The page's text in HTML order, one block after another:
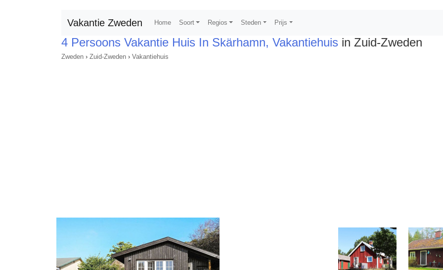
Vakantie Zweden Home Soort Regios Steden Prijs
4 Persoons Vakantie Huis In Skärhamn, Vakantiehuis in Zuid-Zweden
Zweden › Zuid-Zweden › Vakantiehuis